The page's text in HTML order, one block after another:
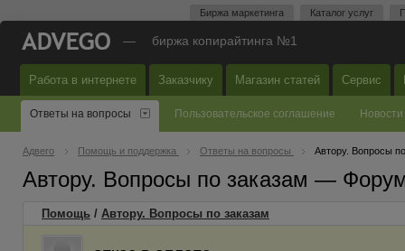
Биржа маркетинга Каталог услуг
— биржа копирайтинга №1
Работа в интернете Заказчику Магазин статей Сервис
Ответы на вопросы Пользовательское соглашение Новости
Адвего Помощь и поддержка Ответы на вопросы Автору. Вопросы
Автору. Вопросы по заказам —
Помощь / Автору. Вопросы по заказам